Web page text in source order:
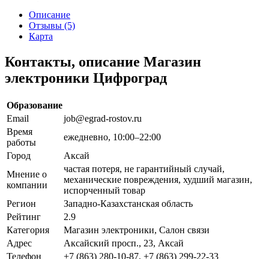
Описание
Отзывы (5)
Карта
Контакты, описание Магазин
электроники Цифроград
Образование
Email
job@egrad-rostov.ru
Время
работы
ежедневно, 10:00–22:00
Город
Аксай
Мнение о
компании
частая потеря, не гарантийный случай,
механические повреждения, худший магазин,
испорченный товар
Регион
Западно-Казахстанская область
Рейтинг
2.9
Категория
Магазин электроники, Салон связи
Адрес
Аксайский просп., 23, Аксай
Телефон
+7 (863) 280-10-87, +7 (863) 299-22-33